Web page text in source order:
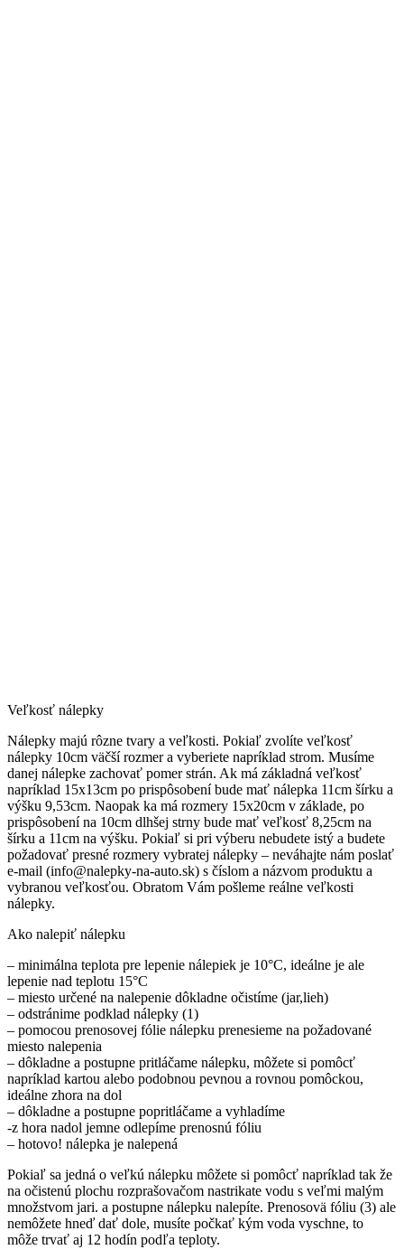
Veľkosť nálepky
Nálepky majú rôzne tvary a veľkosti. Pokiaľ zvolíte veľkosť
nálepky 10cm väčší rozmer a vyberiete napríklad strom. Musíme
danej nálepke zachovať pomer strán. Ak má základná veľkosť
napríklad 15x13cm po prispôsobení bude mať nálepka 11cm šírku a
výšku 9,53cm. Naopak ka má rozmery 15x20cm v základe, po
prispôsobení na 10cm dlhšej strny bude mať veľkosť 8,25cm na
šírku a 11cm na výšku. Pokiaľ si pri výberu nebudete istý a budete
požadovať presné rozmery vybratej nálepky – neváhajte nám poslať
e-mail (info@nalepky-na-auto.sk) s číslom a názvom produktu a
vybranou veľkosťou. Obratom Vám pošleme reálne veľkosti
nálepky.
Ako nalepiť nálepku
– minimálna teplota pre lepenie nálepiek je 10°C, ideálne je ale
lepenie nad teplotu 15°C
– miesto určené na nalepenie dôkladne očistíme (jar,lieh)
– odstránime podklad nálepky (1)
– pomocou prenosovej fólie nálepku prenesieme na požadované
miesto nalepenia
– dôkladne a postupne pritláčame nálepku, môžete si pomôcť
napríklad kartou alebo podobnou pevnou a rovnou pomôckou,
ideálne zhora na dol
– dôkladne a postupne popritláčame a vyhladíme
-z hora nadol jemne odlepíme prenosnú fóliu
– hotovo! nálepka je nalepená
Pokiaľ sa jedná o veľkú nálepku môžete si pomôcť napríklad tak že
na očistenú plochu rozprašovačom nastrikate vodu s veľmi malým
množstvom jari. a postupne nálepku nalepíte. Prenosovä fóliu (3) ale
nemôžete hneď dať dole, musíte počkať kým voda vyschne, to
môže trvať aj 12 hodín podľa teploty.